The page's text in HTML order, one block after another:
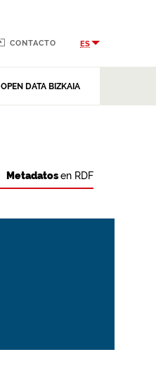
OPEN DATA BIZKAIA
CONTACTO ES
Metadatosen RDF